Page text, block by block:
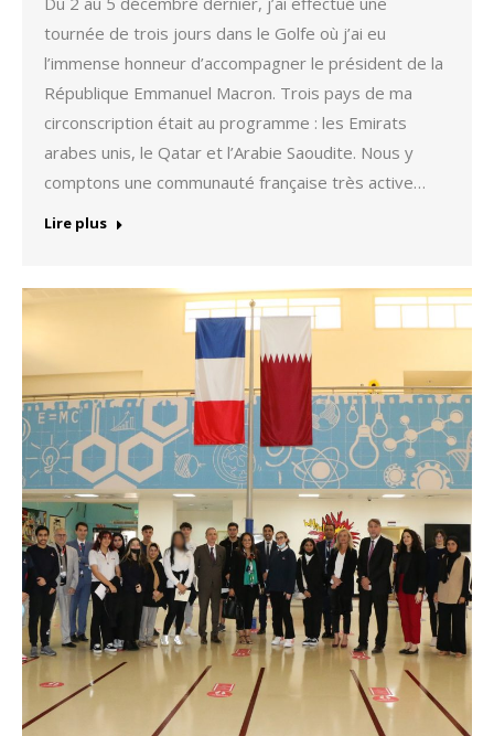
tournée de trois jours dans le Golfe où j’ai eu
l’immense honneur d’accompagner le président de la
République Emmanuel Macron. Trois pays de ma
circonscription était au programme : les Emirats
arabes unis, le Qatar et l’Arabie Saoudite. Nous y
comptons une communauté française très active…
Lire plus